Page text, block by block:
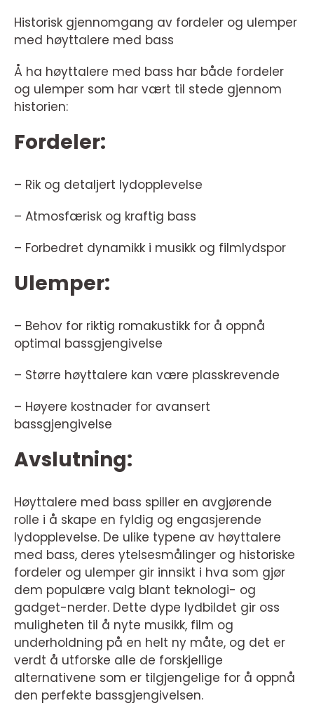
Historisk gjennomgang av fordeler og ulemper
med høyttalere med bass
Å ha høyttalere med bass har både fordeler
og ulemper som har vært til stede gjennom
historien:
Fordeler:
– Rik og detaljert lydopplevelse
– Atmosfærisk og kraftig bass
– Forbedret dynamikk i musikk og filmlydspor
Ulemper:
– Behov for riktig romakustikk for å oppnå
optimal bassgjengivelse
– Større høyttalere kan være plasskrevende
– Høyere kostnader for avansert
bassgjengivelse
Avslutning:
Høyttalere med bass spiller en avgjørende
rolle i å skape en fyldig og engasjerende
lydopplevelse. De ulike typene av høyttalere
med bass, deres ytelsesmålinger og historiske
fordeler og ulemper gir innsikt i hva som gjør
dem populære valg blant teknologi- og
gadget-nerder. Dette dype lydbildet gir oss
muligheten til å nyte musikk, film og
underholdning på en helt ny måte, og det er
verdt å utforske alle de forskjellige
alternativene som er tilgjengelige for å oppnå
den perfekte bassgjengivelsen.